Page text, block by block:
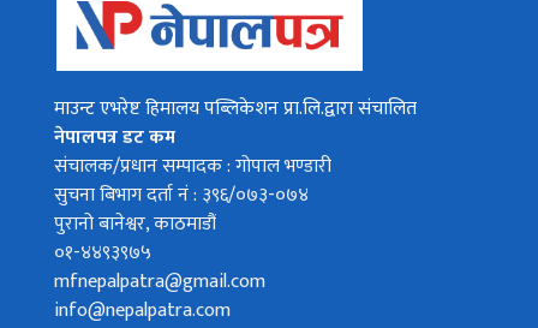
माउन्ट एभरेष्ट हिमालय पब्लिकेशन प्रा.लि.द्वारा संचालित
नेपालपत्र डट कम
संचालक/प्रधान सम्पादक : गोपाल भण्डारी
सुचना बिभाग दर्ता नं : ३९६/०७३-०७४
पुरानो बानेश्वर, काठमाडौं
०१-४४९३९७५
mfnepalpatra@gmail.com
info@nepalpatra.com